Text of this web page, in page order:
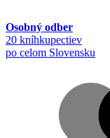
Osobný odber
20 kníhkupectiev
po celom Slovensku